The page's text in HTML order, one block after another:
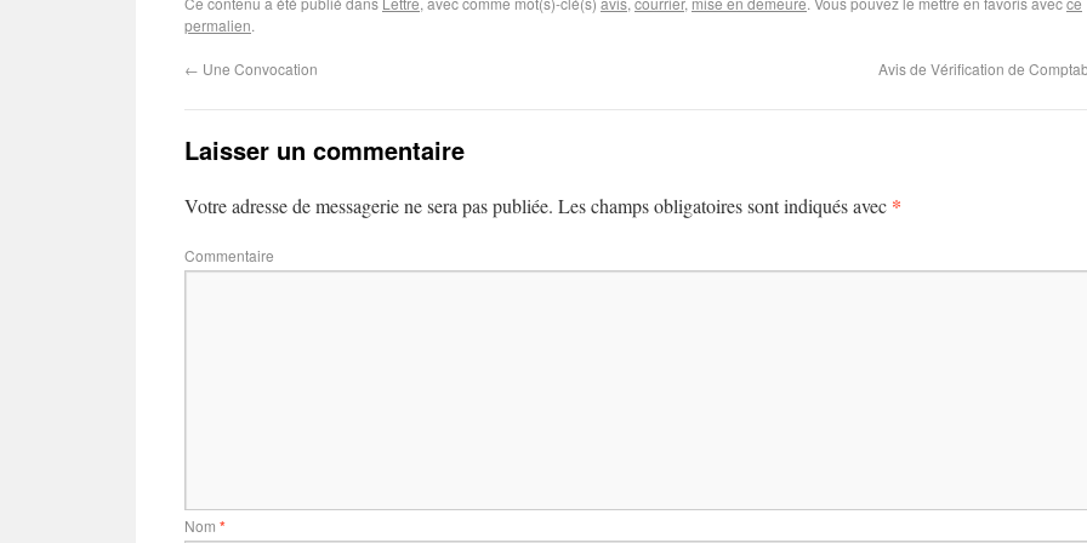
permalien.
← Une Convocation Avis de Vérification de
Laisser un commentaire
Votre adresse de messagerie ne sera pas publiée. Les champs obligatoires sont indiqués avec *
Commentaire
Nom *